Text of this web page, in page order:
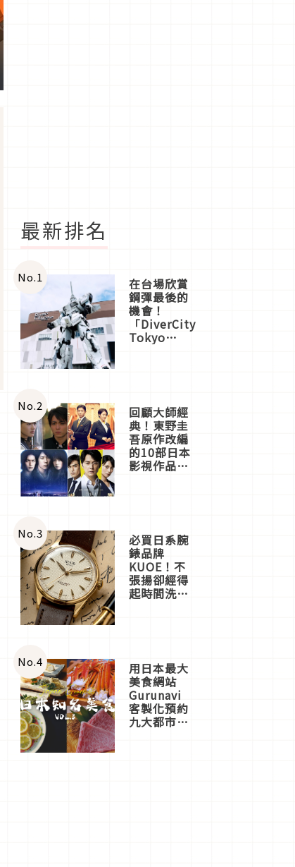
最新排名
No.1 在台場欣賞
鋼彈最後的
機會！
「DiverCity
Tokyo
體驗
No.2 回顧大師經
典！東野圭
吾原作改編
的10部日本
影視作品推
No.3 必買日系腕
錶品牌
KUOE！不
張揚卻經得
起時間洗鍊
No.4 用日本最大
美食網站
Gurunavi
客製化預約
九大都市餐